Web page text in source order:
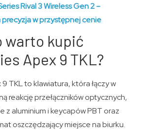
Rival 3 Wireless Gen 2 –
w przystępnej cenie
warto kupić
Apex 9 TKL?
TKL to klawiatura, która łączy w
reakcję przełączników optycznych,
z aluminium i keycapów PBT oraz
oszczędzający miejsce na biurku.